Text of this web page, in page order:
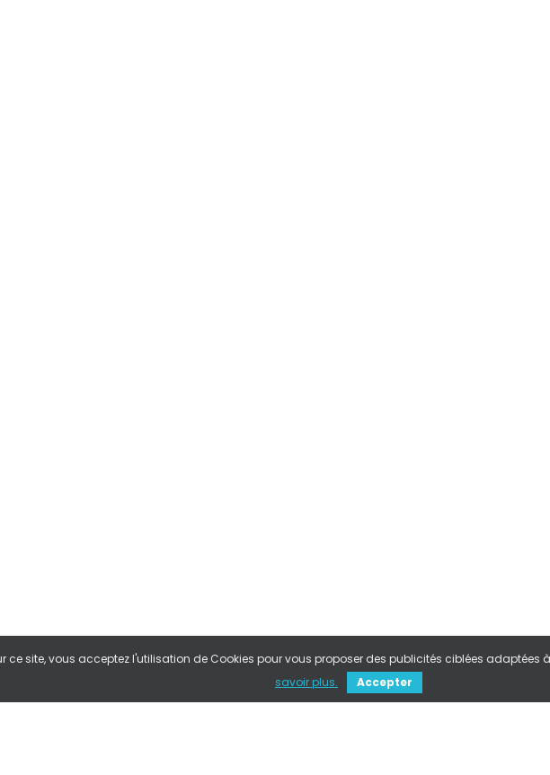
ce site, vous acceptez l'utilisation de Cookies pour vous proposer des publicités ciblées adaptées
savoir plus.
Accepter